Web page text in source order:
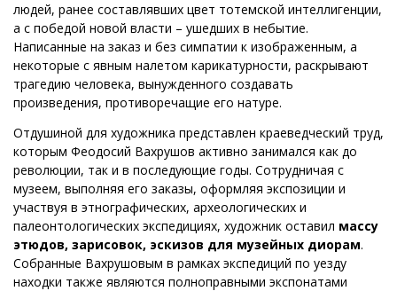
людей, ранее составлявших цвет тотемской интеллигенции,
а с победой новой власти – ушедших в небытие.
Написанные на заказ и без симпатии к изображенным, а
некоторые с явным налетом карикатурности, раскрывают
трагедию человека, вынужденного создавать
произведения, противоречащие его натуре.
Отдушиной для художника представлен краеведческий труд,
которым Феодосий Вахрушов активно занимался как до
революции, так и в последующие годы. Сотрудничая с
музеем, выполняя его заказы, оформляя экспозиции и
участвуя в этнографических, археологических и
палеонтологических экспедициях, художник оставил массу
этюдов, зарисовок, эскизов для музейных диорам.
Собранные Вахрушовым в рамках экспедиций по уезду
находки также являются полноправными экспонатами